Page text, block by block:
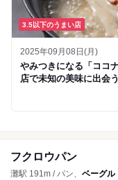
3.5以下のうまい店
2025年09月08日(月)
やみつきになる「ココ
店で未知の美味に出会う
フクロウパン
灘駅 191m / パン、 ベーグル